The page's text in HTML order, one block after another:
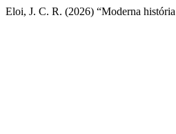
Eloi, J. C. R. (2026) “Moderna